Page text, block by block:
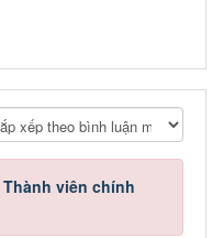
Thành viên chính